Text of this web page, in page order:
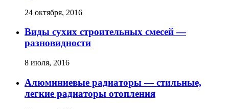
24 октября, 2016
Виды сухих строительных смесей —
разновидности
8 июля, 2016
Алюминиевые радиаторы — стильные,
легкие радиаторы отопления